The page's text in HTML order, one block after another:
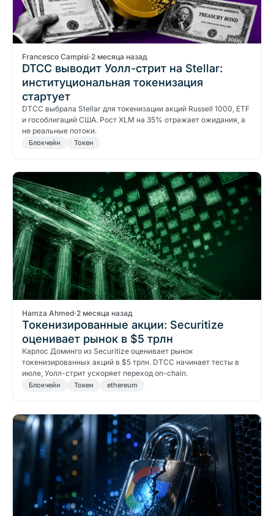
Francesco Campisi·2 месяца назад
DTCC выводит Уолл-стрит на Stellar:
институциональная токенизация
стартует
DTCC выбрала Stellar для токенизации акций Russell 1000, ETF
и гособлигаций США. Рост XLM на 35% отражает ожидания, а
не реальные потоки.
Блокчейн Токен
Hamza Ahmed·2 месяца назад
Токенизированные акции: Securitize
оценивает рынок в $5 трлн
Карлос Доминго из Securitize оценивает рынок
токенизированных акций в $5 трлн. DTCC начинает тесты в
июле, Уолл-стрит ускоряет переход on-chain.
Блокчейн Токен ethereum